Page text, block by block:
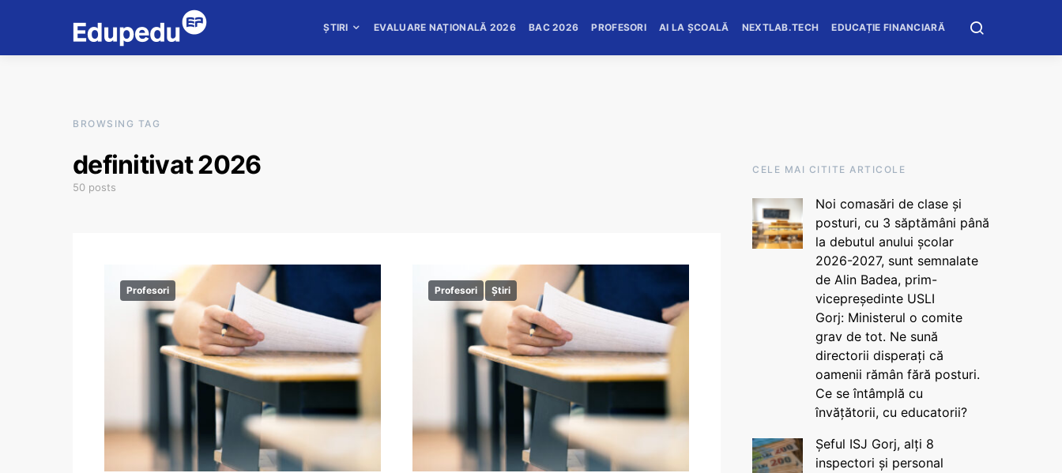
ȘTIRI EVALUARE NAȚIONALĂ 2026 BAC 2026 PROFESORI AI LA ȘCOALĂ NEXTLAB.TECH EDUCAȚIE FINANCIARĂ
BROWSING TAG
definitivat 2026
50 posts
Profesori Profesori Știri
CELE MAI CITITE ARTICOLE
Noi comasări de clase și
posturi, cu 3 săptămâni până
la debutul anului școlar
2026-2027, sunt semnalate
de Alin Badea, prim-
vicepreședinte USLI
Gorj: Ministerul o comite
grav de tot. Ne sună
directorii disperați că
oamenii rămân fără posturi.
Ce se întâmplă cu
învățătorii, cu educatorii?
Șeful ISJ Gorj, alți 8
inspectori și personal